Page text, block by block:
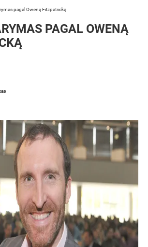
pagal Oweną Fitzpatricką
PAGAL OWENĄ